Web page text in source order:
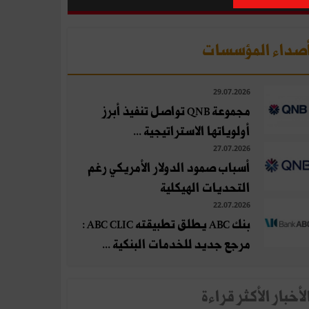
المؤسسات
29.07.2026
مجموعة QNB تواصل تنفيذ أبرز
أولوياتها الاستراتيجية ...
27.07.2026
أسباب صمود الدولار الأمريكي رغم
التحديات الهيكلية
22.07.2026
بنك ABC يطلق تطبيقته ABC CLIC :
مرجع جديد للخدمات البنكية ...
الأكثر قراءة